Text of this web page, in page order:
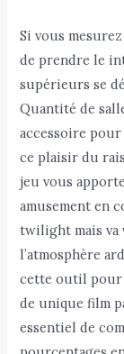
Si vous
de prendre le
supérieurs se
Quantité de
accessoire
ce plaisir du
jeu vous
amusement en
twilight mais va
l’atmosphère
cette outil pour
de unique film
essentiel de